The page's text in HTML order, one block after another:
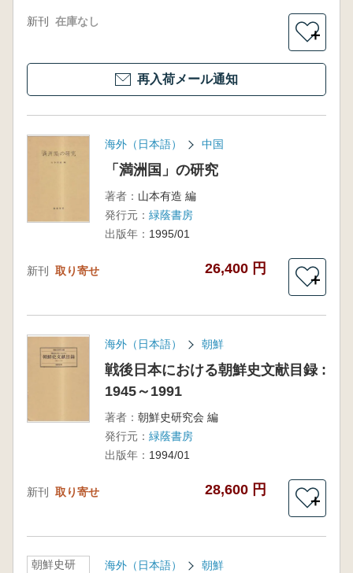
新刊 在庫なし
＋
再入荷メール通知
海外（日本語） 中国
「満洲国」の研究
著者： 山本有造 編
発行元： 緑蔭書房
出版年： 1995/01
新刊 取り寄せ 26,400 円
＋
海外（日本語） 朝鮮
戦後日本における朝鮮史文献目録 :
1945～1991
著者： 朝鮮史研究会 編
発行元： 緑蔭書房
出版年： 1994/01
新刊 取り寄せ 28,600 円
＋
朝鮮史研
海外（日本語） 朝鮮